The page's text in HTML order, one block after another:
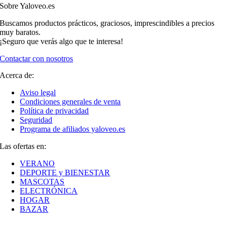
Sobre Yaloveo.es
Buscamos productos prácticos, graciosos, imprescindibles a precios
muy baratos.
¡Seguro que verás algo que te interesa!
Contactar con nosotros
Acerca de:
Aviso legal
Condiciones generales de venta
Política de privacidad
Seguridad
Programa de afiliados yaloveo.es
Las ofertas en:
VERANO
DEPORTE y BIENESTAR
MASCOTAS
ELECTRÓNICA
HOGAR
BAZAR